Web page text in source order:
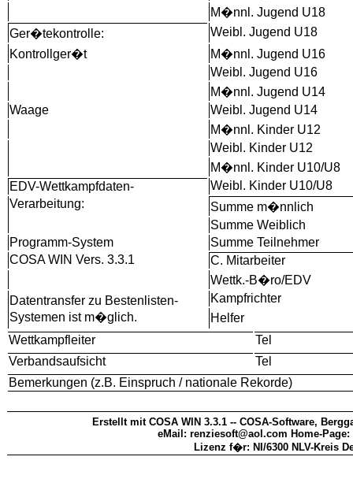
M�nnl. Jugend U18
Ger�tekontrolle:
Weibl. Jugend U18
Kontrollger�t
M�nnl. Jugend U16
Weibl. Jugend U16
M�nnl. Jugend U14
Waage
Weibl. Jugend U14
M�nnl. Kinder U12
Weibl. Kinder U12
M�nnl. Kinder U10/U8
EDV-Wettkampfdaten-
Weibl. Kinder U10/U8
Verarbeitung:
Summe m�nnlich
Summe Weiblich
Programm-System
Summe Teilnehmer
COSA WIN Vers. 3.3.1
C. Mitarbeiter
Wettk.-B�ro/EDV
Datentransfer zu Bestenlisten-
Systemen ist m�glich.
Kampfrichter
Helfer
Wettkampfleiter
Tel
Verbandsaufsicht
Tel
Bemerkungen (z.B. Einspruch / nationale Rekorde)
Erstellt mit COSA WIN 3.3.1 -- COSA-Software,
eMail: renziesoft@aol.com Home-Page:
Lizenz f�r: NI/6300 NLV-Kreis